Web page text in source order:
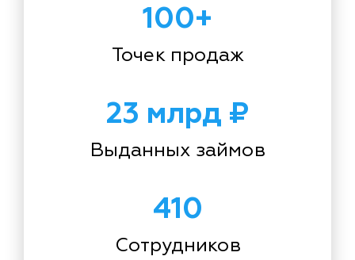
100+
Точек продаж
23 млрд ₽
Выданных займов
410
Сотрудников